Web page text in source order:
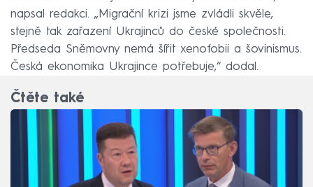
napsal redakci. „Migrační krizi jsme zvládli skvěle,
stejně tak zařazení Ukrajinců do české společnosti.
Předseda Sněmovny nemá šířit xenofobii a šovinismus.
Česká ekonomika Ukrajince potřebuje,“ dodal.
Čtěte také